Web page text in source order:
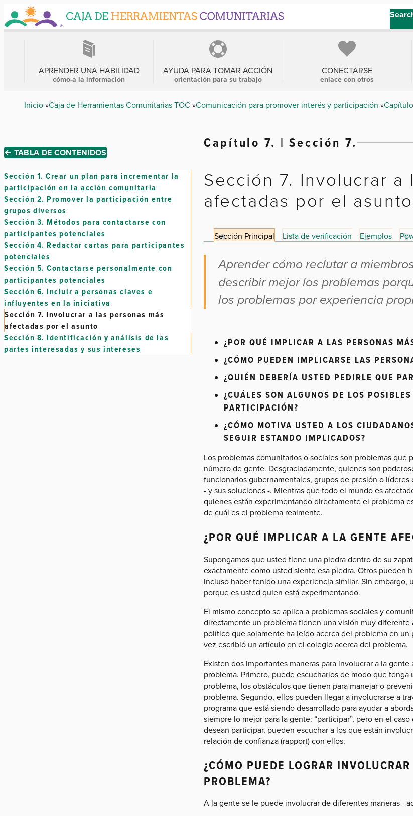
Skip
to
main
APRENDER UNA HABILIDAD
cómo-a la información
AYUDA PARA TOMAR ACCIÓN
orientación para su trabajo
CONECTARSE
enlace con otros
Breadcrumb
Inicio Caja de Herramientas Comunitarias TOC Comunicación para promover interés y participación
← TABLA DE CONTENIDOS
Sección 1. Crear un plan para incrementar la
participación en la acción comunitaria
Sección 2. Promover la participación entre
grupos diversos
Sección 3. Métodos para contactarse con
participantes potenciales
Sección 4. Redactar cartas para participantes
potenciales
Sección 5. Contactarse personalmente con
participantes potenciales
Sección 6. Incluir a personas claves e
influyentes en la iniciativa
Sección 7. Involucrar a las personas más
afectadas por el asunto
Sección 8. Identificación y análisis de las
partes interesadas y sus intereses
Capítulo 7. | Sección 7.
Sección 7. Involucrar a
afectadas por el asunto
Sección Principal Lista de verificación Ejemplos
Aprender cómo reclutar a
describir mejor los problemas
los problemas por experiencia
¿POR QUÉ IMPLICAR A LAS PERSONAS
¿CÓMO PUEDEN IMPLICARSE LAS
¿QUIÉN DEBERÍA USTED PEDIRLE QUE
¿CUÁLES SON ALGUNOS DE LOS
PARTICIPACIÓN?
¿CÓMO MOTIVA USTED A LOS
SEGUIR ESTANDO IMPLICADOS?
Los problemas comunitarios o sociales son problemas
número de gente. Desgraciadamente, quienes son
funcionarios gubernamentales, grupos de presión o
- y sus soluciones -. Mientras que todo el mundo es
quienes están experimentando directamente el problema
de cuál es el problema realmente.
¿POR QUÉ IMPLICAR A LA GENTE
Supongamos que usted tiene una piedra dentro de su
exactamente como usted siente esa piedra. Otros pueden
incluso haber tenido una experiencia similar. Sin
porque es usted quien está experimentando.
El mismo concepto se aplica a problemas sociales y
directamente un problema tienen una visión muy
político que solamente ha leído acerca del problema en
vez escribió un artículo en el colegio acerca del problema.
Existen dos importantes maneras para involucrar a la
problema. Primero, puede escucharlos de modo que
problema, los obstáculos que tienen para manejar o
problema. Segundo, ellos pueden llegar a involucrarse a
programa que está siendo desarrollado para ayudar a
siempre lo mejor para la gente: “participar”, pero en el
desean participar, pueden escuchar a los que están
relación de confianza (rapport) con ellos.
¿CÓMO PUEDE LOGRAR
PROBLEMA?
A la gente se le puede involucrar de diferentes maneras -